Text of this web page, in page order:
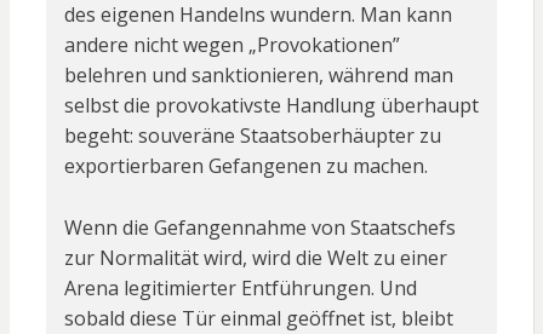
des eigenen Handelns wundern. Man kann
andere nicht wegen „Provokationen”
belehren und sanktionieren, während man
selbst die provokativste Handlung überhaupt
begeht: souveräne Staatsoberhäupter zu
exportierbaren Gefangenen zu machen.
Wenn die Gefangennahme von Staatschefs
zur Normalität wird, wird die Welt zu einer
Arena legitimierter Entführungen. Und
sobald diese Tür einmal geöffnet ist, bleibt